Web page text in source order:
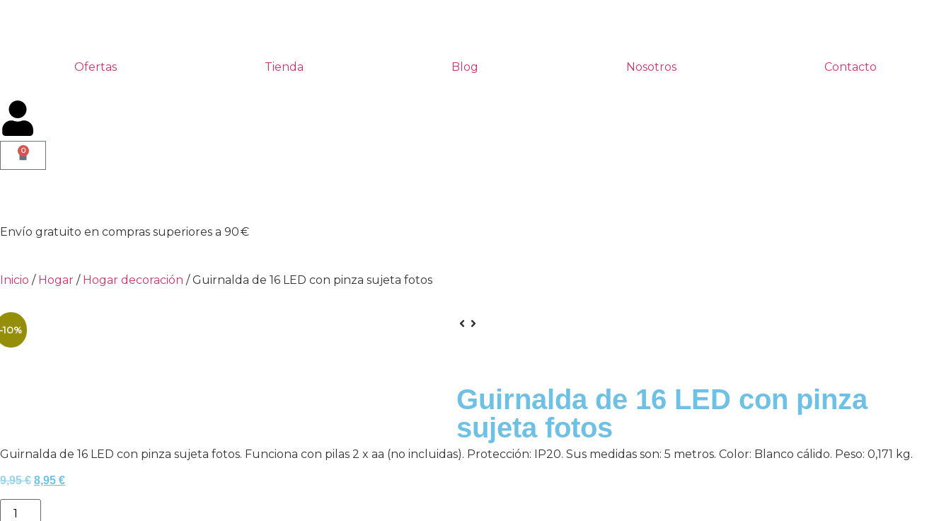
Ofertas Tienda Blog Nosotros Contacto
0
Envío gratuito en compras superiores a 90 €
Inicio / Hogar / Hogar decoración / Guirnalda de 16 LED con pinza sujeta fotos
-10%
Guirnalda de 16 LED con pinza
sujeta fotos
Guirnalda de 16 LED con pinza sujeta fotos. Funciona con pilas 2 x aa (no incluidas). Protección: IP20. Sus medidas son: 5 metros. Color: Blanco cálido. Peso: 0,171 kg.
9,95€ 8,95 €